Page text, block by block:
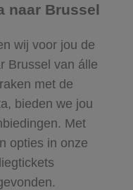
naar Brussel
wij voor jou de
Brussel van álle
met de
bieden we jou
Met
opties in onze